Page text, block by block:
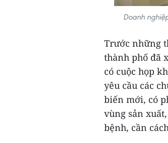
Doanh
Trước những
thành phố đã
có cuộc họp
yêu cầu các
biến mới, có
vùng sản
bệnh, cần